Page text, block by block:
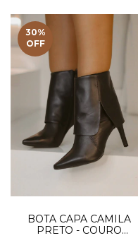
30%
OFF
BOTA CAPA CAMILA
PRETO - COURO